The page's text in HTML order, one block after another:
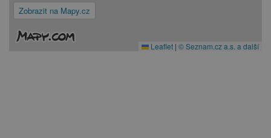
Zobrazit na Mapy.cz
Leaflet | © Seznam.cz a.s. a další